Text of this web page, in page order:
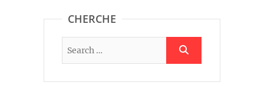
CHERCHE